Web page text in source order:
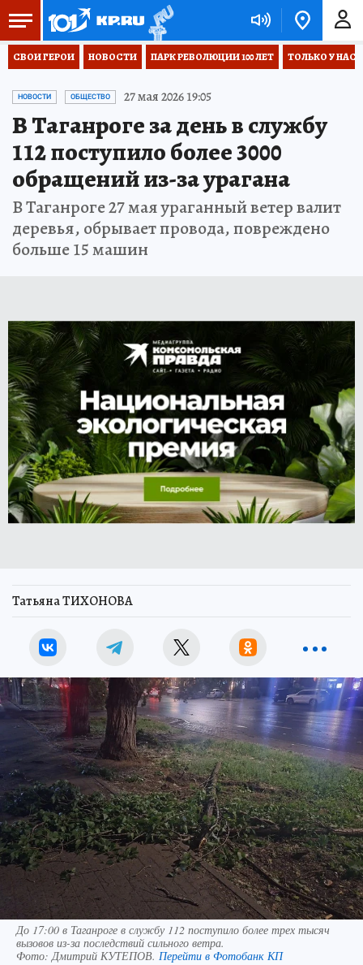
СВОИ ГЕРОИ НОВОСТИ ПАРК РЕВОЛЮЦИИ 100 ЛЕТ ТОЛЬКО У НАС
НОВОСТИ ОБЩЕСТВО 27 мая 2026 19:05
В Таганроге за день в службу
112 поступило более 3000
обращений из-за урагана
В Таганроге 27 мая ураганный ветер валит
деревья, обрывает провода, повреждено
больше 15 машин
Татьяна ТИХОНОВА
До 17:00 в Таганроге в службу 112 поступило более трех тысяч
вызовов из-за последствий сильного ветра.
Фото:Дмитрий КУТЕПОВ. Перейти в Фотобанк КП